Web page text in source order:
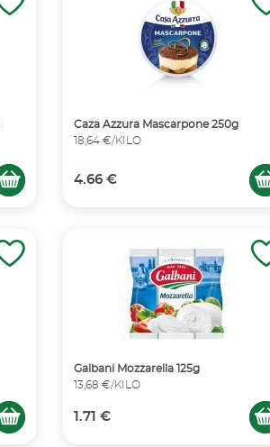
Caza Azzura Mascarpone 250g
18,64 €/KILO
4.66 €
Galbani Mozzarella 125g
13,68 €/KILO
1.71 €